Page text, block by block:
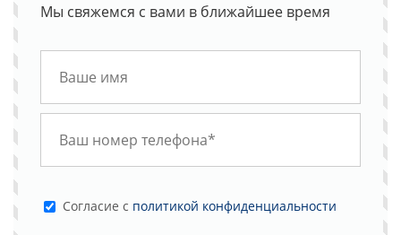
Мы свяжемся с вами в ближайшее время
Cогласие с политикой конфиденциальности